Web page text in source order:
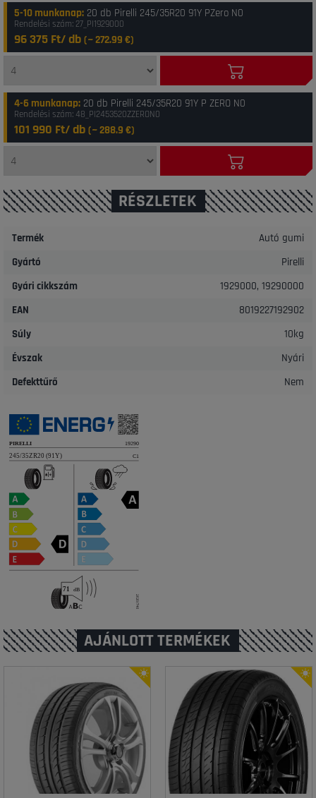
5-10 munkanap: 20 db Pirelli 245/35R20 91Y PZero N0
Rendelési szám: 27_PI1929000
96 375 Ft/ db (~272.99 €)
4-6 munkanap: 20 db Pirelli 245/35R20 91Y P ZERO N0
Rendelési szám: 48_PI2453520ZZERON0
101 990 Ft/ db (~288.9 €)
RÉSZLETEK
Termék
Autó gumi
Gyártó
Pirelli
Gyári cikkszám
1929000, 19290000
EAN
8019227192902
Súly
10kg
Évszak
Nyári
Defekttűrő
Nem
AJÁNLOTT TERMÉKEK